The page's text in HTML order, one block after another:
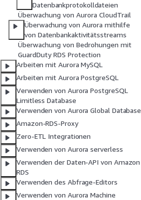
Datenbankprotokolldateien
Überwachung von Aurora CloudTrail
Überwachung von Aurora mithilfe
von Datenbankaktivitätsstreams
Überwachung von Bedrohungen mit
GuardDuty RDS Protection
Arbeiten mit Aurora MySQL
Arbeiten mit Aurora PostgreSQL
Verwenden von Aurora PostgreSQL
Limitless Database
Verwenden von Aurora Global Database
Amazon-RDS-Proxy
Zero-ETL Integrationen
Verwenden von Aurora serverless
Verwenden der Daten-API von Amazon
RDS
Verwenden des Abfrage-Editors
Verwenden von Aurora Machine